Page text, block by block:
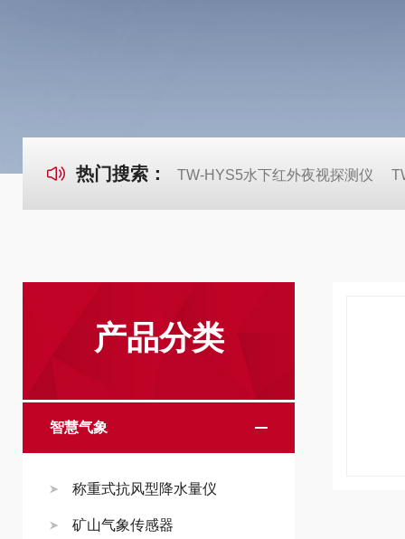
热门搜索： TW-HYS5水下红外夜视探测仪
产品分类
智慧气象
称重式抗风型降水量仪
矿山气象传感器